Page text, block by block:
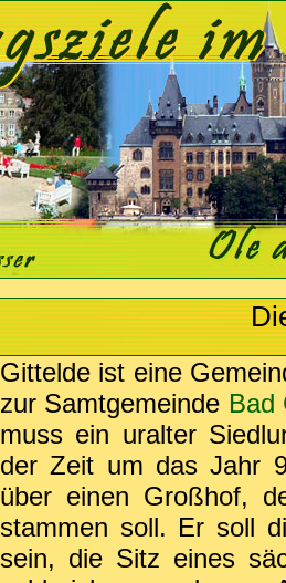
Gittelde ist eine
zur Samtgemeinde Bad
muss ein uralter
der Zeit um das Jahr
über einen Großhof,
stammen soll. Er soll
sein, die Sitz eines